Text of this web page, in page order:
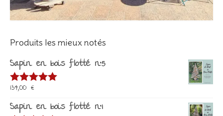
Produits les mieux notés
Sapin en bois flotté n°5
Note 5.00
134,00 €
Sapin en bois flotté n°1